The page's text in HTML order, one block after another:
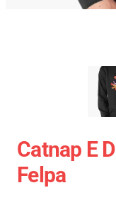
Catnap E
Felpa